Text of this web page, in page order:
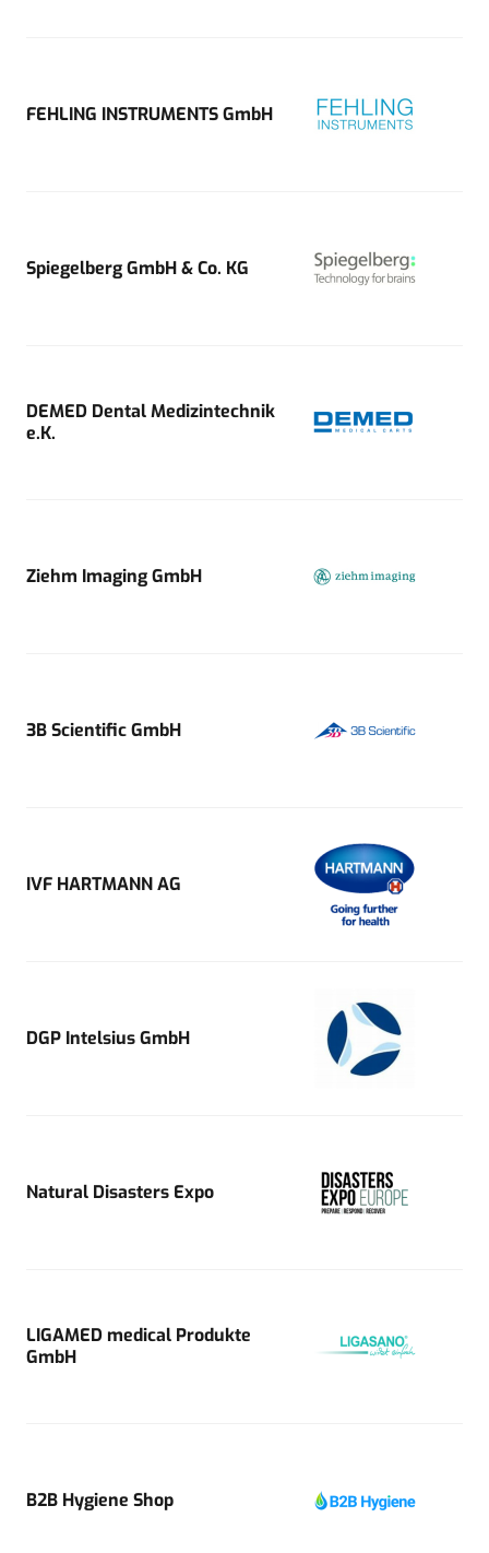
FEHLING INSTRUMENTS GmbH
Spiegelberg GmbH & Co. KG
DEMED Dental Medizintechnik
e.K.
Ziehm Imaging GmbH
3B Scientific GmbH
IVF HARTMANN AG
DGP Intelsius GmbH
Natural Disasters Expo
LIGAMED medical Produkte
GmbH
B2B Hygiene Shop